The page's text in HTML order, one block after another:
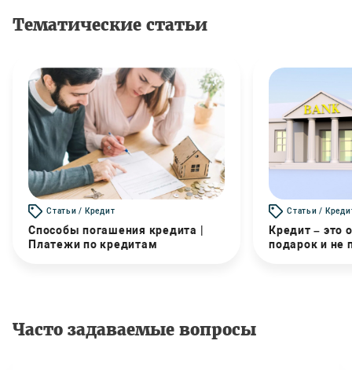
Тематические статьи
Статьи / Кредит
Способы погашения кредита |
Платежи по кредитам
Статьи /
Кредит – это
подарок и не
Часто задаваемые вопросы